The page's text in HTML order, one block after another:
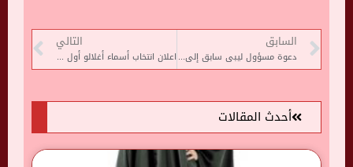
السابق
دعوة مسؤول ليبى سابق إلى اعتماد التجربة التونسية وتجميد مجلسى النواب والدولة
التالي
اعلان انتخاب أسماء أغلالو أول امرأة عمدة للعاصمة المغربية الرباط
أحدث المقالات